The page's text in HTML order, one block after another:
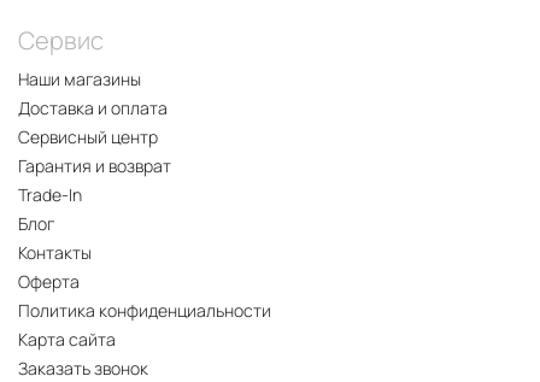
Сервис
Наши магазины
Доставка и оплата
Сервисный центр
Гарантия и возврат
Trade-In
Блог
Контакты
Оферта
Политика конфиденциальности
Карта сайта
Заказать звонок